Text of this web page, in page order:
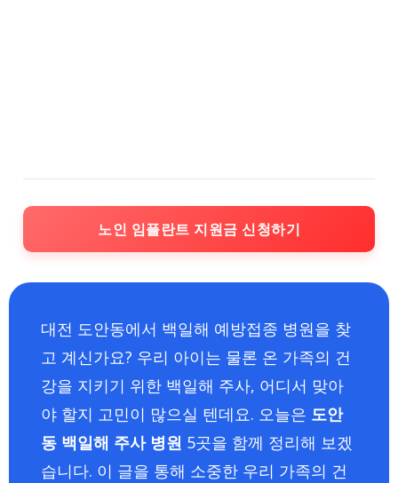
노인 임플란트 지원금 신청하기
대전 도안동에서 백일해 예방접종 병원을 찾
고 계신가요? 우리 아이는 물론 온 가족의 건
강을 지키기 위한 백일해 주사, 어디서 맞아
야 할지 고민이 많으실 텐데요. 오늘은 도안
동 백일해 주사 병원 5곳을 함께 정리해 보겠
습니다. 이 글을 통해 소중한 우리 가족의 건